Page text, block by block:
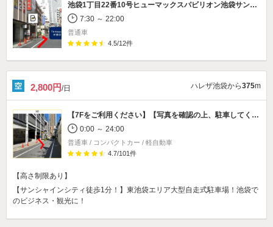
池袋1丁目22番10号ヒューマックスパビリオン池袋サンシャイン60通り駐車場
7:30 ～ 22:00
普通車
4.5/12件
2,800円/日 ハレザ池袋から375m
【7Fをご利用ください】【写真を確認の上、駐車してください】
0:00 ～ 24:00
普通車 / コンパクトカー / 軽自動車
4.7/101件
【高さ制限あり】
【サンシャインシティ徒歩1分！】東池袋エリア大型自走式駐車場！池袋で
のビジネス・観光に！